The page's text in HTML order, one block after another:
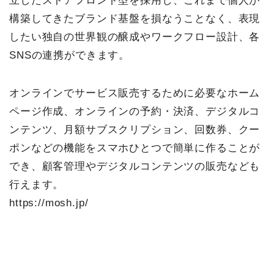
構築してきたブランド基盤を損なうことなく、表現
したい独自の世界観の醸成やワークフロー設計、各
SNSの連携ができます。
オンラインでサービス販売するために必要なホーム
ページ作成、オンラインの予約・決済、デジタルコ
ンテンツ、月額サブスクリプション、回数券、クー
ポンなどの機能をスマホひとつで簡単に作ることが
でき、顧客管理やデジタルコンテンツの販売なども
行えます。
https://mosh.jp/